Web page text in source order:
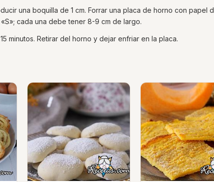
una boquilla de 1 cm. Forrar una placa de horno con papel
cada una debe tener 8-9 cm de largo.
minutos. Retirar del horno y dejar enfriar en la placa.